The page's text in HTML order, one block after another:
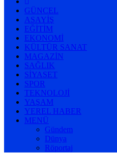
GÜNCEL
ASAYIŞ
EĞITIM
EKONOMI
KÜLTÜR SANAT
MAGAZIN
SAĞLIK
SIYASET
SPOR
TEKNOLOJI
YAŞAM
YEREL HABER
MENÜ
Gündem
Dünya
Röportaj